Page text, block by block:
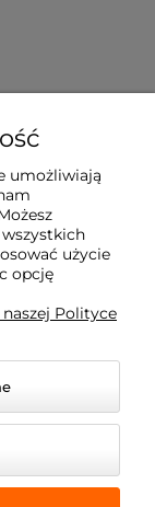
umożliwiają
użycie
opcję
Polityce